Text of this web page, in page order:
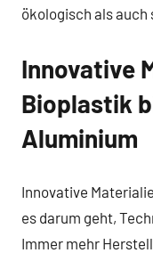
ökologisch als
Innovative
Bioplastik
Aluminium
Innovative
es darum geht,
Immer mehr